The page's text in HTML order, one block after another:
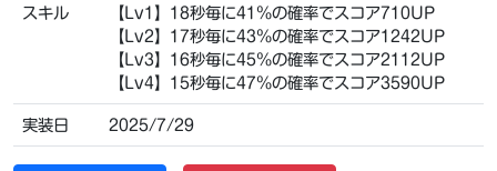
スキル
【Lv1】18秒毎に41％の確率でスコア710UP
【Lv2】17秒毎に43％の確率でスコア1242UP
【Lv3】16秒毎に45％の確率でスコア2112UP
【Lv4】15秒毎に47％の確率でスコア3590UP
実装日 2025/7/29